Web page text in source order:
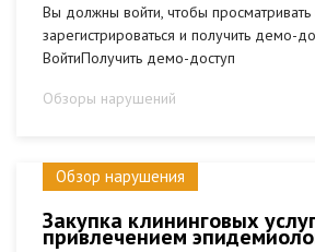
Вы должны войти, чтобы
зарегистрироваться и получить демо-
ВойтиПолучить демо-доступ
Обзоры нарушений
Обзор нарушения
Закупка клининговых
привлечением